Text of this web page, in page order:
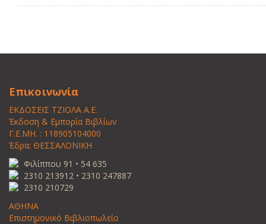
Επικοινωνία
ΕΚΔΟΣΕΙΣ ΤΖΙΟΛΑ Α.Ε.
Έκδοση & Εμπορία Βιβλίων
Γ.Ε.ΜΗ. : 118905104000
Έδρα: ΘΕΣΣΑΛΟΝΙΚΗ
Φιλίππου 91 • 54 635
2310 213912 • 2310 247887
2310 210729
ΑΘΗΝΑ
Επιστημονικό Βιβλιοπωλείο